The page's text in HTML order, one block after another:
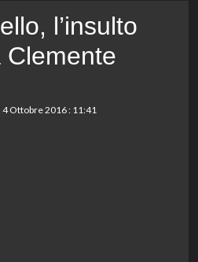
l’insulto
Clemente
4 Ottobre 2016 : 11:41